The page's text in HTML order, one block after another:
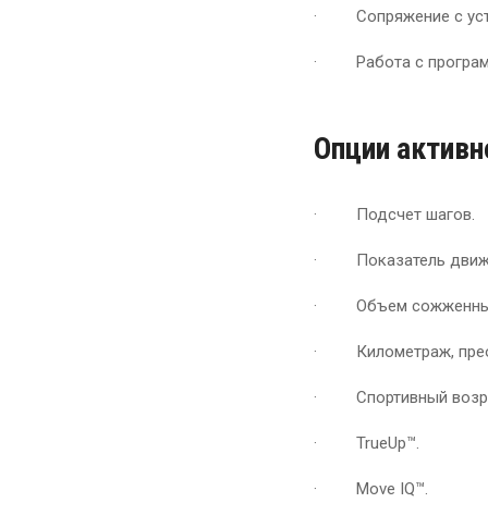
· Сопряжение с
· Работа с
Опции
· Подсчет шагов.
· Показатель
· Объем
· Километраж,
· Спортивный
· TrueUp™.
· Move IQ™.